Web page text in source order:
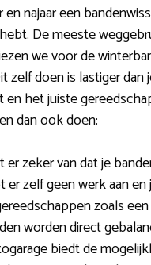
najaar een
De meeste
we voor de
zelf doen is lastiger
en het juiste
dan ook doen:
er zeker van dat je
er zelf geen werk aan
zoals
worden direct
biedt de